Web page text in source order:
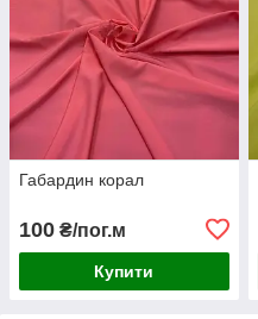
Габардин корал
100 ₴/пог.м
Купити